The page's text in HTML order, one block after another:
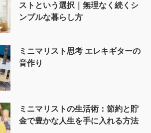
ストという選択｜無理なく続くシ
ンプルな暮らし方
ミニマリスト思考 エレキギターの
音作り
ミニマリストの生活術：節約と貯
金で豊かな人生を手に入れる方法